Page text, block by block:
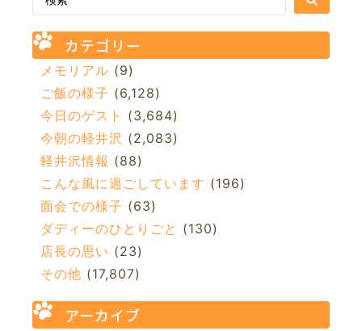
カテゴリー
メモリアル (9)
ご飯の様子 (6,128)
今日のゲスト (3,684)
今朝の軽井沢 (2,083)
軽井沢情報 (88)
こんな風に過ごしています (196)
面会での様子 (63)
ダディーのひとりごと (130)
店長の思い (23)
その他 (17,807)
アーカイブ